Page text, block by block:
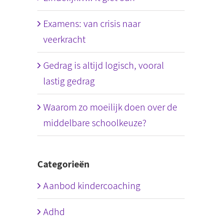
Examens: van crisis naar
veerkracht
Gedrag is altijd logisch, vooral
lastig gedrag
Waarom zo moeilijk doen over de
middelbare schoolkeuze?
Categorieën
Aanbod kindercoaching
Adhd